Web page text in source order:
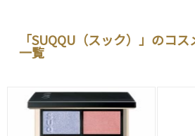
「SUQQU（スック）」のコ
一覧